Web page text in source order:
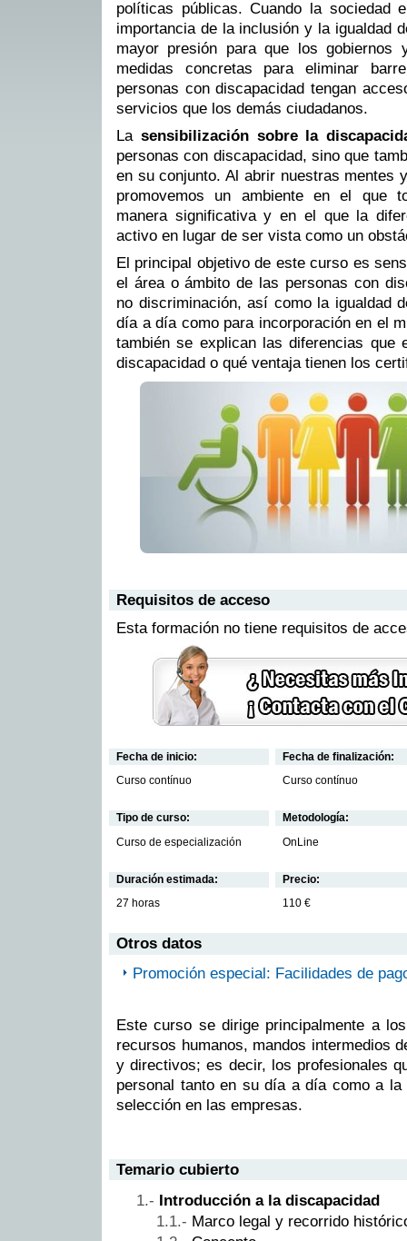
políticas públicas. Cuando la sociedad
importancia de la inclusión y la igualdad
mayor presión para que los gobiernos
medidas concretas para eliminar
personas con discapacidad tengan
servicios que los demás ciudadanos.
La sensibilización sobre la
personas con discapacidad, sino que
en su conjunto. Al abrir nuestras mentes
promovemos un ambiente en el que
manera significativa y en el que la
activo en lugar de ser vista como un
El principal objetivo de este curso es
el área o ámbito de las personas con
no discriminación, así como la igualdad
día a día como para incorporación en el
también se explican las diferencias que
discapacidad o qué ventaja tienen los
Requisitos de acceso
Esta formación no tiene requisitos de
Fecha de inicio:
Curso contínuo
Fecha de finalización:
Curso contínuo
Tipo de curso:
Curso de especialización
Metodología:
OnLine
Duración estimada:
27 horas
Precio:
110 €
Otros datos
Promoción especial: Facilidades de
Este curso se dirige principalmente a
recursos humanos, mandos intermedios
y directivos; es decir, los profesionales
personal tanto en su día a día como a
selección en las empresas.
Temario cubierto
Introducción a la discapacidad
Marco legal y recorrido